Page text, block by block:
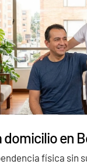
domicilio en
física sin